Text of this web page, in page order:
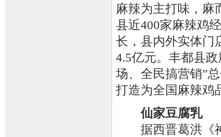
麻辣为主打味，麻
县近400家麻辣鸡
长，县内外实体门
4.5亿元。丰都县
场、全民搞营销”
打造为全国麻辣鸡
仙家豆腐乳
据西晋葛洪《神